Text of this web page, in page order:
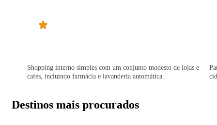
Shopping interno simples com um conjunto modesto de lojas e
cafés, incluindo farmácia e lavanderia automática.
Destinos mais procurados